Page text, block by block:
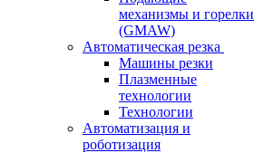
механизмы и горелки
(GMAW)
Автоматическая резка
Машины резки
Плазменные
технологии
Технологии
Автоматизация и
роботизация